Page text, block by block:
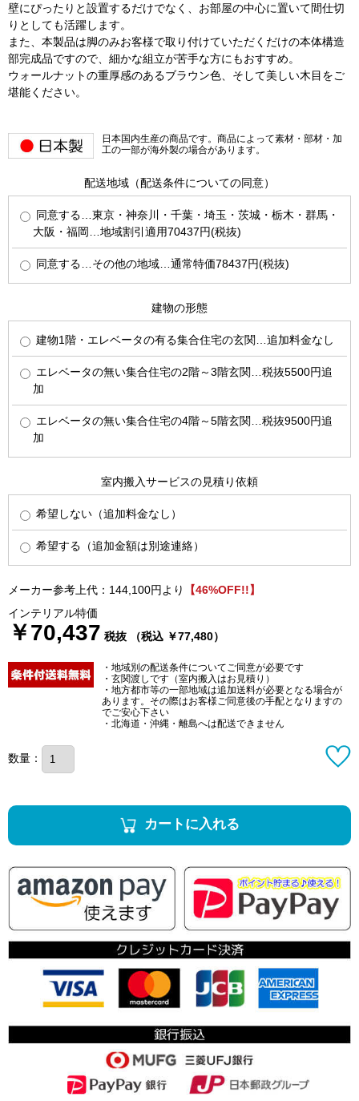
壁にぴったりと設置するだけでなく、お部屋の中心に置いて間仕切
りとしても活躍します。
また、本製品は脚のみお客様で取り付けていただくだけの本体構造
部完成品ですので、細かな組立が苦手な方にもおすすめ。
ウォールナットの重厚感のあるブラウン色、そして美しい木目をご
堪能ください。
日本国内生産の商品です。商品によって素材・部材・加
工の一部が海外製の場合があります。
配送地域（配送条件についての同意）
同意する…東京・神奈川・千葉・埼玉・茨城・栃木・群馬・
大阪・福岡…地域割引適用70437円(税抜)
同意する…その他の地域…通常特価78437円(税抜)
建物の形態
建物1階・エレベータの有る集合住宅の玄関…追加料金なし
エレベータの無い集合住宅の2階～3階玄関…税抜5500円追
加
エレベータの無い集合住宅の4階～5階玄関…税抜9500円追
加
室内搬入サービスの見積り依頼
希望しない（追加料金なし）
希望する（追加金額は別途連絡）
メーカー参考上代：144,100円より
【46%OFF!!】
インテリアル特価
￥70,437 税抜 （税込 ￥77,480）
・地域別の配送条件についてご同意が必要です
・玄関渡しです（室内搬入はお見積り）
・地方都市等の一部地域は追加送料が必要となる場合が
あります。その際はお客様ご同意後の手配となりますの
でご安心下さい
・北海道・沖縄・離島へは配送できません
数量：
カートに入れる